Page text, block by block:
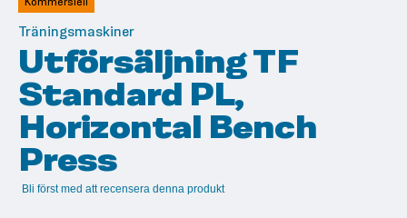
bildgalleriet
Träningsmaskiner
Utförsäljning TF
Standard PL,
Horizontal Bench
Press
Bli först med att recensera denna produkt